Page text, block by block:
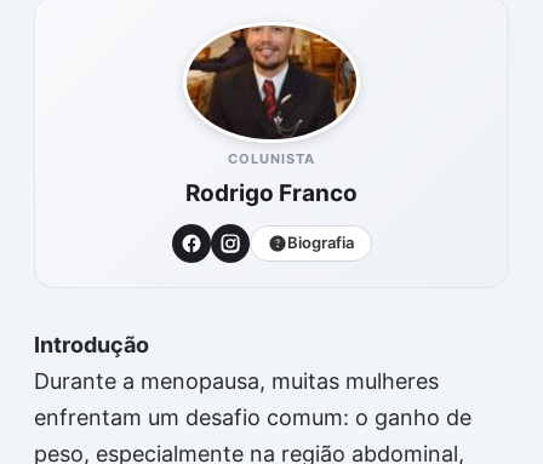
COLUNISTA
Rodrigo Franco
Biografia
Introdução
Durante a menopausa, muitas mulheres
enfrentam um desafio comum: o ganho de
peso, especialmente na região abdominal,